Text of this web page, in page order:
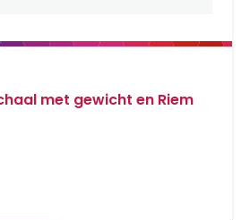
met gewicht en Riem